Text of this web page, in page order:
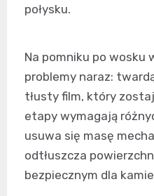
połysku.
Na pomniku po wosku
problemy naraz:
tłusty film, który
etapy wymagają
usuwa się masę
odtłuszcza
bezpiecznym dla